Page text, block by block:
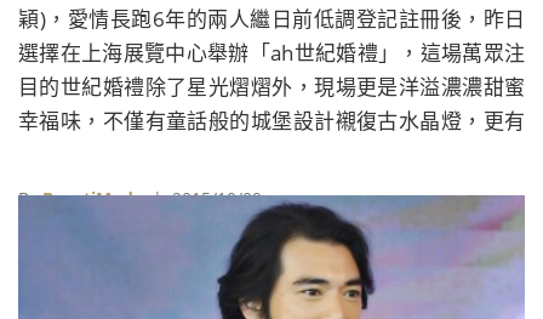
穎)，愛情長跑6年的兩人繼日前低調登記註冊後，昨日
選擇在上海展覽中心舉辦「ah世紀婚禮」，這場萬眾注
目的世紀婚禮除了星光熠熠外，現場更是洋溢濃濃甜蜜
幸福味，不僅有童話般的城堡設計襯復古水晶燈，更有
子大婚喜宴！
ByBeautiMode| 2015/10/09